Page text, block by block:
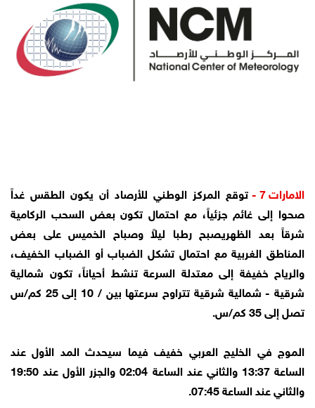
الامارات 7 -
توقع المركز الوطني للأرصاد أن يكون الطقس غداً
صحوا إلى غائم جزئياً، مع احتمال تكون بعض السحب الركامية
شرقاً بعد الظهريصبح رطبا ليلاً وصباح الخميس على بعض
المناطق الغربية مع احتمال تشكل الضباب أو الضباب الخفيف،
والرياح خفيفة إلى معتدلة السرعة تنشط أحياناً، تكون شمالية
شرقية - شمالية شرقية تتراوح سرعتها بين / 10 إلى 25 كم/س
تصل إلى 35 كم/س.
الموج في الخليج العربي خفيف فيما سيحدث المد الأول عند
الساعة 13:37 والثاني عند الساعة 02:04 والجزر الأول عند 19:50
والثاني عند الساعة 07:45.